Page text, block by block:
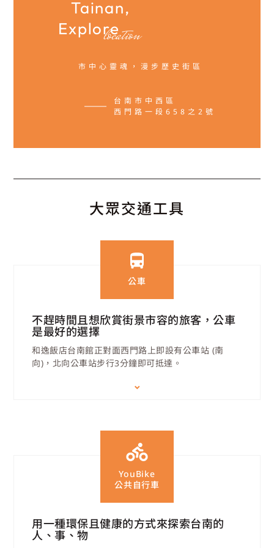
Tainan,
Explorelocation
市中心靈魂，漫步歷史街區
台南市中西區
西門路一段658之2號
大眾交通工具
公車
不趕時間且想欣賞街景市容的旅客，公車
是最好的選擇
和逸飯店台南館正對面西門路上即設有公車站 (南
向)，北向公車站步行3分鐘即可抵達。
YouBike
公共自行車
用一種環保且健康的方式來探索台南的
人、事、物